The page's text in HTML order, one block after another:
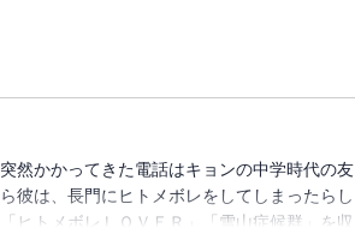
然かかってきた電話はキョンの中学時代の友
彼は、長門にヒトメボレをしてしまったらし
ヒトメボレＬＯＶＥＲ」「雪山症候群」を収